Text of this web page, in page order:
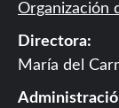
Organización
Directora:
María del